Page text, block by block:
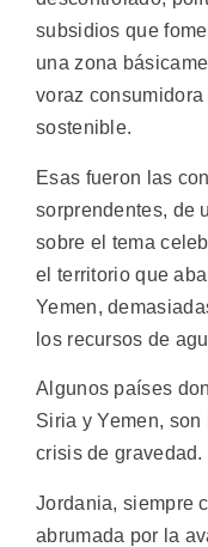
subsidios que
una zona
voraz
sostenible.
Esas fueron las
sorprendentes, de
sobre el tema
el territorio que
Yemen,
los recursos de
Algunos países
Siria y Yemen,
crisis de gravedad.
Jordania, siempre
abrumada por la